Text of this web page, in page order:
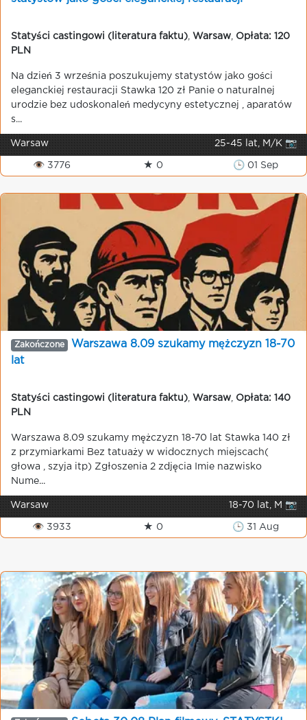
Statyści castingowi (literatura faktu) Warsaw
Opłata: 120
PLN
Na dzień 3 września poszukujemy statystów jako gości
eleganckiej restauracji Stawka 120 zł Panie o naturalnej
urodzie bez udoskonaleń medycyny estetycznej , aparatów
s...
Warsaw 25-45 lat, M/K 📷
👁 3776 ★ 0 🕒 01 Sep
Zakończone
Warszawa 8.09 szukamy mężczyzn 18-70
lat
Statyści castingowi (literatura faktu) Warsaw
Opłata: 140
PLN
Warszawa 8.09 szukamy mężczyzn 18-70 lat Stawka 140 zł
z przymiarkami Bez tatuaży w widocznych miejscach(
głowa , szyja itp) Zgłoszenia 2 zdjęcia Imie nazwisko
Nume...
Warsaw 18-70 lat, M 📷
👁 3933 ★ 0 🕒 31 Aug